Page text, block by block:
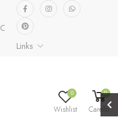
Collezione speciale già
Links
0
Wishlist
0
Carello